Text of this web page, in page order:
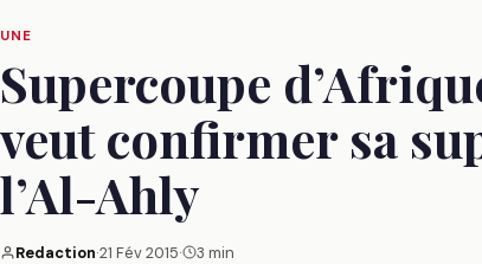
UNE
Supercoupe
veut confirmer sa
l’Al-Ahly
Redaction·21 Fév 2015· 3 min